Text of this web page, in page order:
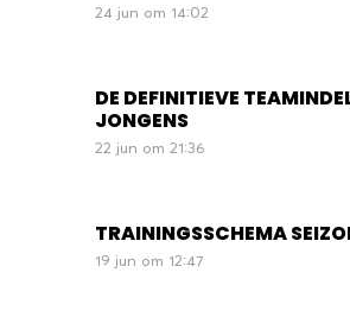
24 jun om 14:02
DE DEFINITIEVE
JONGENS
22 jun om 21:36
TRAININGSSCHEMA
19 jun om 12:47